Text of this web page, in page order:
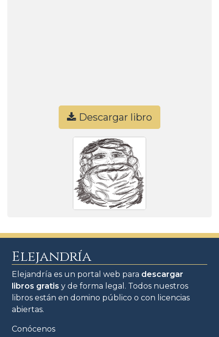
Descargar libro
Elejandría
Elejandría es un portal web para descargar
libros gratis y de forma legal. Todos nuestros
libros están en domino público o con licencias
abiertas.
Conócenos